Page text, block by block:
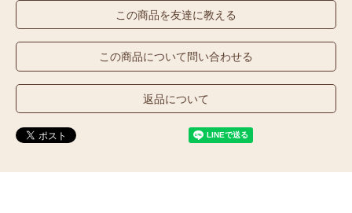
この商品を友達に教える
この商品について問い合わせる
返品について